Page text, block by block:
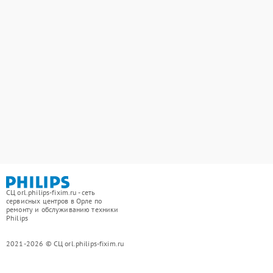
СЦ orl.philips-fixim.ru - сеть
сервисных центров в Орле по
ремонту и обслуживанию техники
Philips
2021-2026 © СЦ orl.philips-fixim.ru